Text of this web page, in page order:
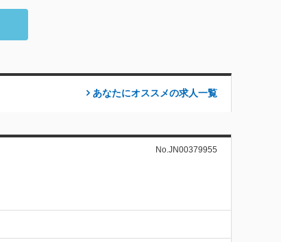
あなたにオススメの求人一覧
No.JN00379955